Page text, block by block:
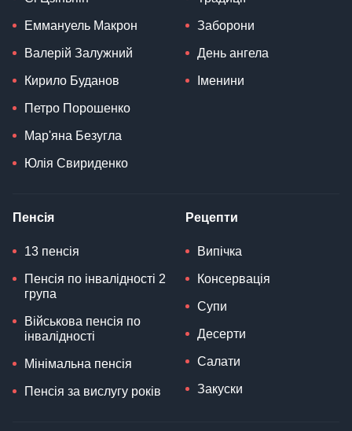
Еммануель Макрон
Валерій Залужний
Кирило Буданов
Петро Порошенко
Мар'яна Безугла
Юлія Свириденко
Заборони
День ангела
Іменини
Пенсія
13 пенсія
Пенсія по інвалідності 2
група
Військова пенсія по
інвалідності
Мінімальна пенсія
Пенсія за вислугу років
Рецепти
Випічка
Консервація
Супи
Десерти
Салати
Закуски